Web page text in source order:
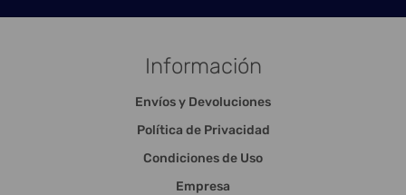
Información
Envíos y Devoluciones
Política de Privacidad
Condiciones de Uso
Empresa